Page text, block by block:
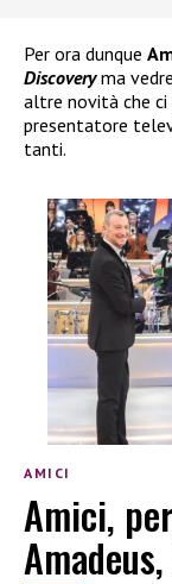
Per ora dunque
Discoveryma
altre novità che
presentatore
tanti.
AMICI
Amici,